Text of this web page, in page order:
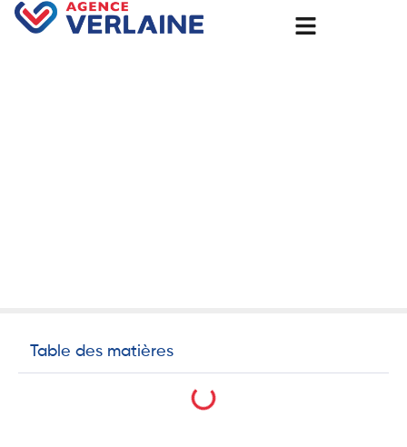
Table des matières